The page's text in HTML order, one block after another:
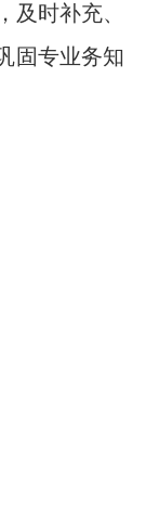
时补充、
固专业务知